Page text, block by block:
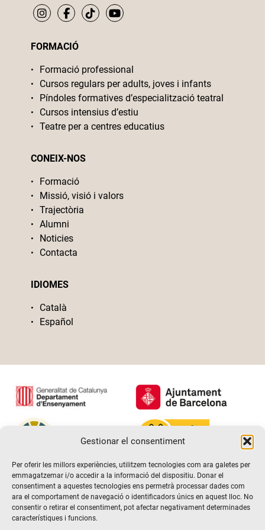
Gestionar el consentiment
Per oferir les millors experiències, utilitzem tecnologies com ara galetes per
emmagatzemar i/o accedir a la informació del dispositiu. Donar el
consentiment a aquestes tecnologies ens permetrà processar dades com
ara el comportament de navegació o identificadors únics en aquest lloc. No
consentir o retirar el consentiment, pot afectar negativament determinades
característiques i funcions.
FORMACIÓ
Formació professional
Cursos regulars per adults, joves i infants
Píndoles formatives d’especialització teatral
Cursos intensius d’estiu
Teatre per a centres educatius
CONEIX-NOS
Formació
Missió, visió i valors
Trajectòria
Alumni
Noticies
Contacta
IDIOMES
Català
Español